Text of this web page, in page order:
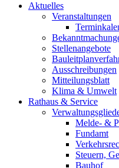
Aktuelles
Veranstaltungen
Stellenangebote
Ausschreibungen
Mitteilungsblatt
Klima & Umwelt
Rathaus & Service
Melde- &
Fundamt
Steuern,
Bauhof